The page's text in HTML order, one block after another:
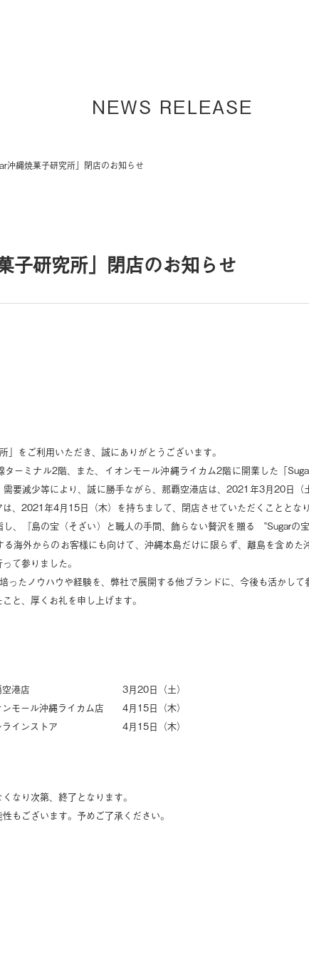
NEWS RELEASE
沖縄焼菓子研究所」閉店のお知らせ
子研究所」閉店のお知らせ
」をご利用いただき、誠にありがとうございます。
ーミナル2階、また、イオンモール沖縄ライカム2階に開業した「
要減少等により、誠に勝手ながら、那覇空港店は、2021年3月20日（
、2021年4月15日（木）を持ちまして、閉店させていただくこととなり
、『島の宝（そざい）と職人の手間、飾らない贅沢を贈る ‟Sugarの
海外からのお客様にも向けて、沖縄本島だけに限らず、離島を含めた
て参りました。
ったノウハウや経験を、弊社で展開する他ブランドに、今後も活かして
と、厚くお礼を申し上げます。
究所 那覇空港店
3月20日（土）
ンモール沖縄ライカム店
4月15日（木）
オンラインストア
4月15日（木）
なり次第、終了となります。
もございます。予めご了承ください。